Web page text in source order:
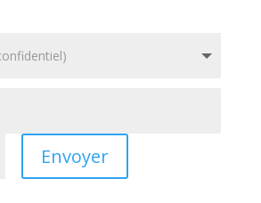
Envoyer